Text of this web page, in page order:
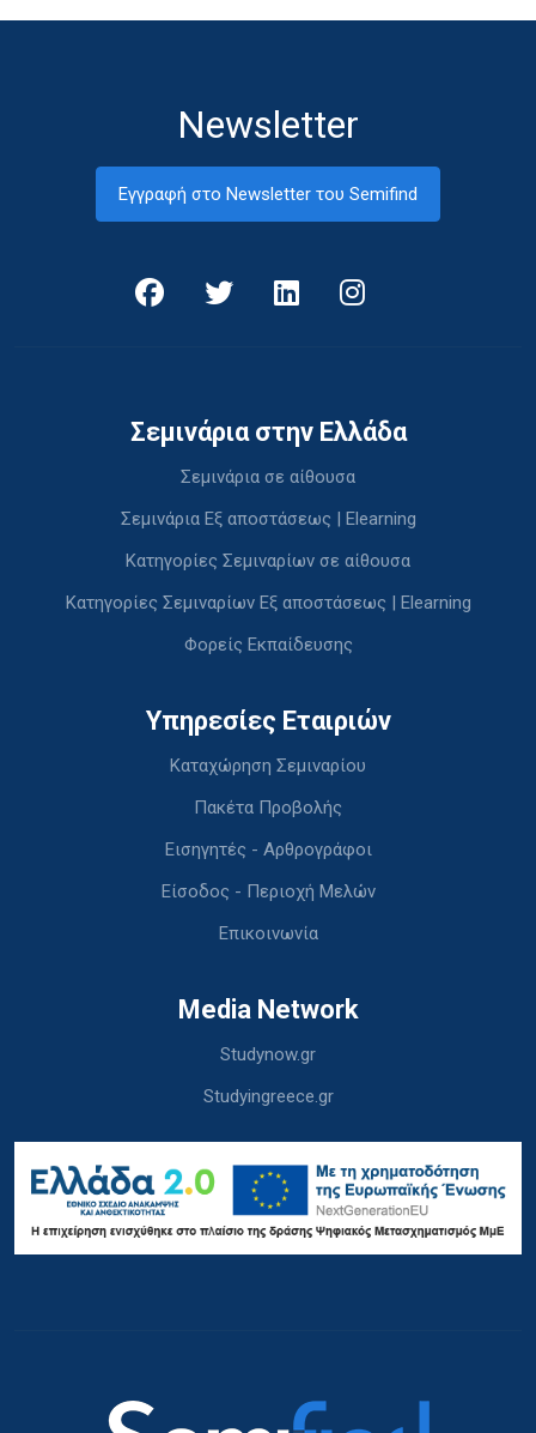
Newsletter
Εγγραφή στο Newsletter του Semifind
Σεμινάρια στην Ελλάδα
Σεμινάρια σε αίθουσα
Σεμινάρια Εξ αποστάσεως | Elearning
Κατηγορίες Σεμιναρίων σε αίθουσα
Κατηγορίες Σεμιναρίων Εξ αποστάσεως | Elearning
Φορείς Εκπαίδευσης
Υπηρεσίες Εταιριών
Καταχώρηση Σεμιναρίου
Πακέτα Προβολής
Εισηγητές - Αρθρογράφοι
Είσοδος - Περιοχή Μελών
Επικοινωνία
Media Network
Studynow.gr
Studyingreece.gr